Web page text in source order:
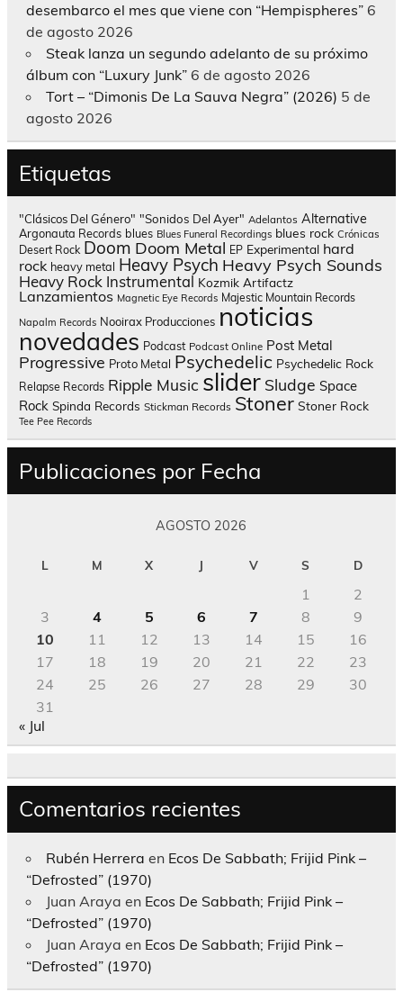
desembarco el mes que viene con “Hempispheres” 6
de agosto 2026
Steak lanza un segundo adelanto de su próximo
álbum con “Luxury Junk” 6 de agosto 2026
Tort – “Dimonis De La Sauva Negra” (2026) 5 de
agosto 2026
Etiquetas
"Clásicos Del Género" "Sonidos Del Ayer" Adelantos Alternative
Argonauta Records blues Blues Funeral Recordings blues rock Crónicas
Desert Rock Doom Doom Metal EP Experimental hard
rock heavy metal Heavy Psych Heavy Psych Sounds
Heavy Rock Instrumental Kozmik Artifactz
Lanzamientos Magnetic Eye Records Majestic Mountain Records
Napalm Records Nooirax Producciones noticias
novedades Podcast Podcast Online Post Metal
Progressive Proto Metal Psychedelic Psychedelic Rock
Relapse Records Ripple Music slider Sludge Space
Rock Spinda Records Stickman Records Stoner Stoner Rock
Tee Pee Records
Publicaciones por Fecha
AGOSTO 2026
L M X J V S D
1
2
3
4 5 6 7 8
9
10
11 12 13 14 15
16
17
18 19 20 21 22
23
24
25 26 27 28 29
30
31
« Jul
Comentarios recientes
Rubén Herrera en Ecos De Sabbath; Frijid Pink –
“Defrosted” (1970)
Juan Araya en Ecos De Sabbath; Frijid Pink –
“Defrosted” (1970)
Juan Araya en Ecos De Sabbath; Frijid Pink –
“Defrosted” (1970)